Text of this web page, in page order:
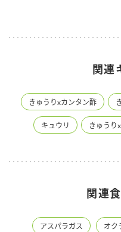
関連
きゅうりxカンタン酢
キュウリ きゅうり
関連
アスパラガス オク